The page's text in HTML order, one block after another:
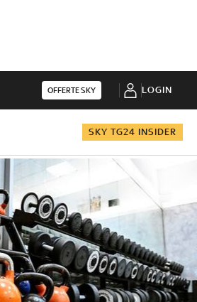
OFFERTE SKY LOGIN
SKY TG24 INSIDER